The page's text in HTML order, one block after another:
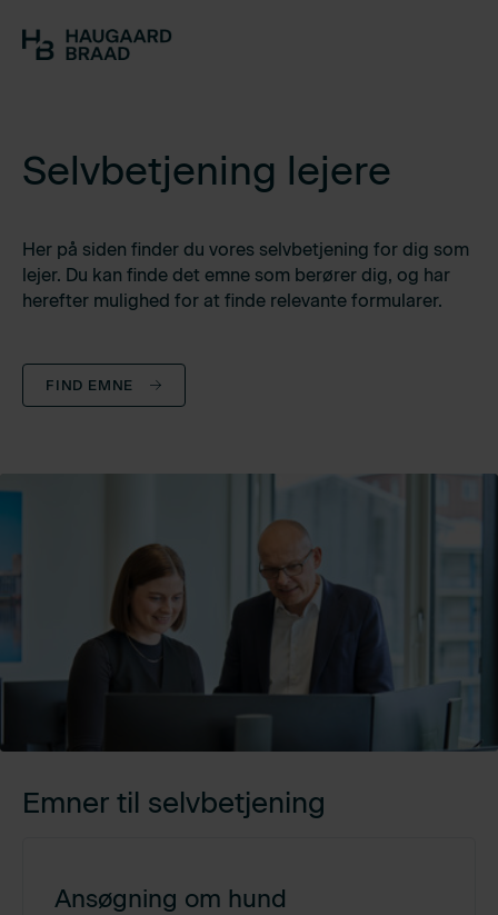
Selvbetjening lejere
Her på siden finder du vores selvbetjening for dig som
lejer. Du kan finde det emne som berører dig, og har
herefter mulighed for at finde relevante formularer.
FIND EMNE
Emner til selvbetjening
Ansøgning om hund